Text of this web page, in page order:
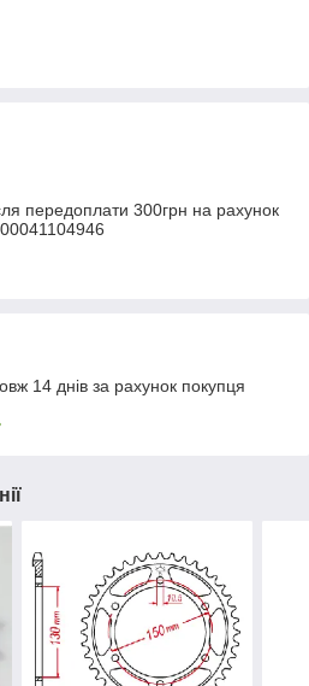
передоплати 300грн на рахунок
14 днів за рахунок покупця